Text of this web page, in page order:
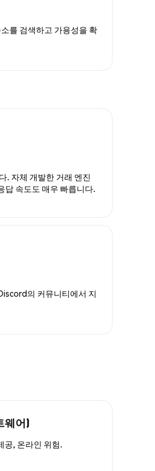
를 검색하고 가용성을 확
. 자체 개발한 거래 엔진
답 속도도 매우 빠릅니다.
의 커뮤니티에서 지
웨어)
, 온라인 위험.